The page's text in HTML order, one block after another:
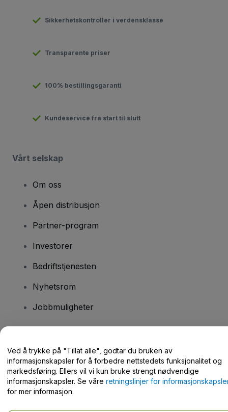
Sikkerhetskontroller i verdensklasse
Transparente priser
100% bestillingsgaranti
Kundeservice fra start til slutt
Vårt selskap
Om oss
Åpen distribusjon
Partner-program
Investorer
Bedriftstjenesten
Nyhetsrom
Jobbmuligheter
Hjelpesenter / kontakt oss
Ved å trykke på "Tillat alle", godtar du bruken av
informasjonskapsler for å forbedre nettstedets funksjonalitet og
markedsføring. Ellers vil vi kun bruke strengt nødvendige
informasjonskapsler. Se våre retningslinjer for
for mer informasjon.